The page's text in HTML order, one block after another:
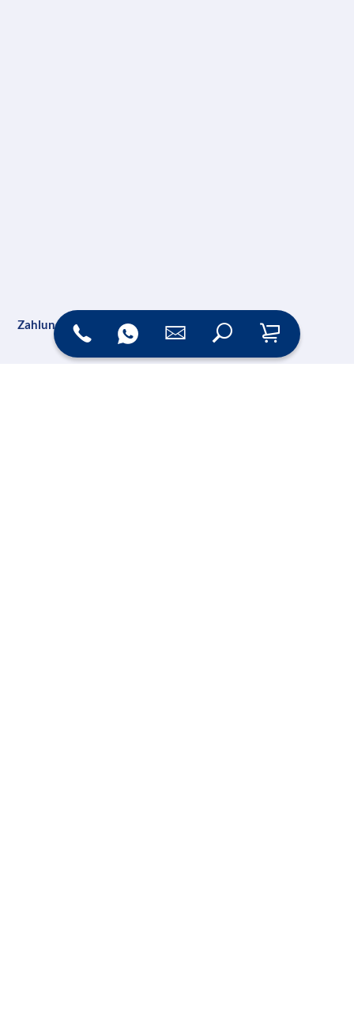
Zahlungsarten Versand